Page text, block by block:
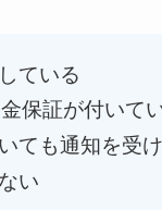
ている
保証が付いて
ても通知を受
い